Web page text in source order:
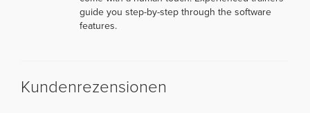
guide you step-by-step through the software
features.
Kundenrezensionen